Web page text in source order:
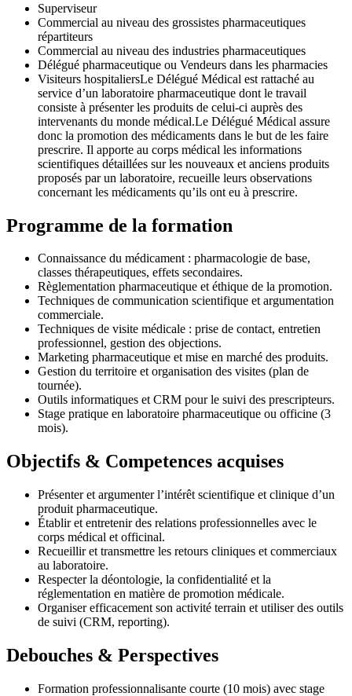
Superviseur
Commercial au niveau des grossistes pharmaceutiques
répartiteurs
Commercial au niveau des industries pharmaceutiques
Délégué pharmaceutique ou Vendeurs dans les pharmacies
Visiteurs hospitaliersLe Délégué Médical est rattaché au
service d’un laboratoire pharmaceutique dont le travail
consiste à présenter les produits de celui-ci auprès des
intervenants du monde médical.Le Délégué Médical assure
donc la promotion des médicaments dans le but de les faire
prescrire. Il apporte au corps médical les informations
scientifiques détaillées sur les nouveaux et anciens produits
proposés par un laboratoire, recueille leurs observations
concernant les médicaments qu’ils ont eu à prescrire.
Programme de la formation
Connaissance du médicament : pharmacologie de base,
classes thérapeutiques, effets secondaires.
Règlementation pharmaceutique et éthique de la promotion.
Techniques de communication scientifique et argumentation
commerciale.
Techniques de visite médicale : prise de contact, entretien
professionnel, gestion des objections.
Marketing pharmaceutique et mise en marché des produits.
Gestion du territoire et organisation des visites (plan de
tournée).
Outils informatiques et CRM pour le suivi des prescripteurs.
Stage pratique en laboratoire pharmaceutique ou officine (3
mois).
Objectifs & Competences acquises
Présenter et argumenter l’intérêt scientifique et clinique d’un
produit pharmaceutique.
Établir et entretenir des relations professionnelles avec le
corps médical et officinal.
Recueillir et transmettre les retours cliniques et commerciaux
au laboratoire.
Respecter la déontologie, la confidentialité et la
réglementation en matière de promotion médicale.
Organiser efficacement son activité terrain et utiliser des outils
de suivi (CRM, reporting).
Debouches & Perspectives
Formation professionnalisante courte (10 mois) avec stage